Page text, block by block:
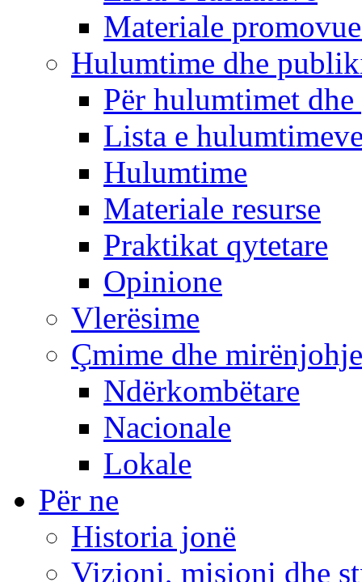
Materiale
Hulumtime dhe
Për hulumtimet
Lista e
Hulumtime
Materiale resurse
Praktikat qytetare
Opinione
Vlerësime
Çmime dhe mirënjohje
Ndërkombëtare
Nacionale
Lokale
Për ne
Historia jonë
Vizioni, misioni dhe